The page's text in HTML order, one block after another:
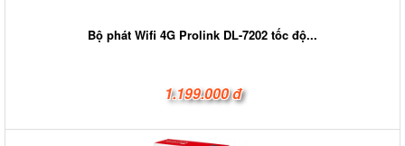
Bộ phát Wifi 4G Prolink DL-7202 tốc độ...
1.199.000 đ